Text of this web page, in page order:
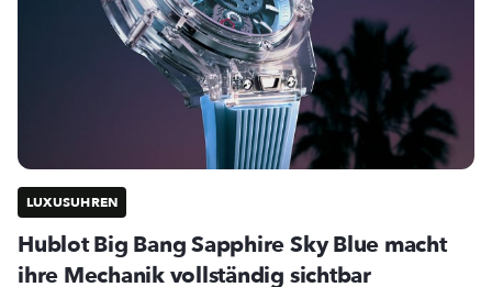
LUXUSUHREN
Hublot Big Bang Sapphire Sky Blue macht
ihre Mechanik vollständig sichtbar